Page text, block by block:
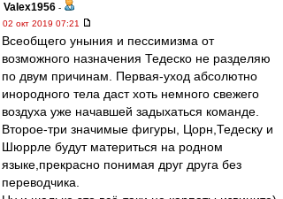
Valex1956 -
02 окт 2019 07:21
Всеобщего уныния и пессимизма от
возможного назначения Тедеско не разделяю
по двум причинам. Первая-уход абсолютно
инородного тела даст хоть немного свежего
воздуха уже начавшей задыхаться команде.
Второе-три значимые фигуры, Цорн,Тедеску и
Шюррле будут материться на родном
языке,прекрасно понимая друг друга без
переводчика.